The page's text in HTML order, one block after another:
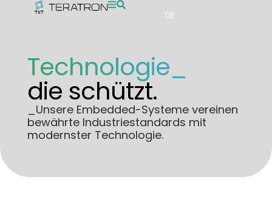
DE
Technologie_
die schützt.
_Unsere Embedded-Systeme vereinen
bewährte Industriestandards mit
modernster Technologie.